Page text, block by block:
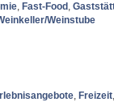
, Fast-Food ,
Weinstube
, Freizeit